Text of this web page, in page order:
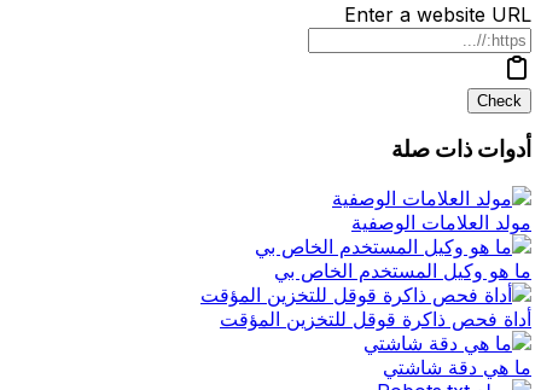
Enter a website URL
Check
أدوات ذات صلة
مولد العلامات الوصفية
ما هو وكيل المستخدم الخاص بي
أداة فحص ذاكرة قوقل للتخزين المؤقت
ما هي دقة شاشتي